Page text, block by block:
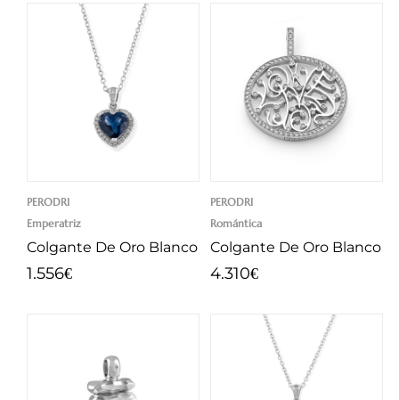
PERODRI
Emperatriz
Colgante De Oro Blanco
1.556€
PERODRI
Romántica
Colgante De Oro Blanco
4.310€